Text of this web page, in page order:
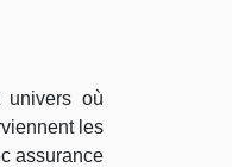
univers où
les
assurance